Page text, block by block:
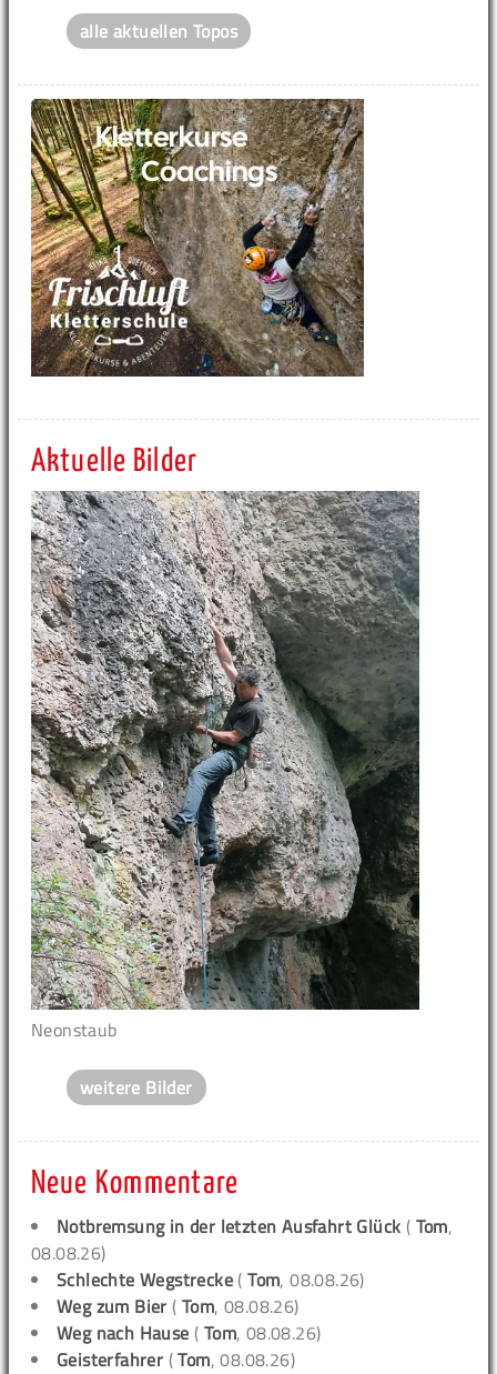
alle aktuellen Topos
Aktuelle Bilder
Neonstaub
weitere Bilder
Neue Kommentare
Notbremsung in der letzten Ausfahrt Glück ( Tom,
08.08.26)
Schlechte Wegstrecke (Tom, 08.08.26)
Weg zum Bier (Tom, 08.08.26)
Weg nach Hause ( Tom, 08.08.26)
Geisterfahrer (Tom, 08.08.26)